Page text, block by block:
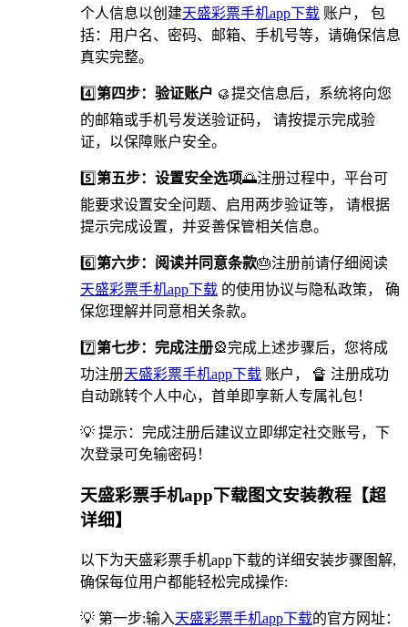
个人信息以创建天盛彩票手机app下载 账户， 包
括：用户名、密码、邮箱、手机号等，请确保信息
真实完整。
4️⃣第四步：验证账户 🥮提交信息后，系统将向您
的邮箱或手机号发送验证码， 请按提示完成验
证，以保障账户安全。
5️⃣第五步：设置安全选项🌅️注册过程中，平台可
能要求设置安全问题、启用两步验证等， 请根据
提示完成设置，并妥善保管相关信息。
6️⃣第六步：阅读并同意条款🎂注册前请仔细阅读
天盛彩票手机app下载 的使用协议与隐私政策， 确
保您理解并同意相关条款。
7️⃣第七步：完成注册🎡完成上述步骤后，您将成
功注册天盛彩票手机app下载 账户， 🔏 注册成功
自动跳转个人中心，首单即享新人专属礼包！
💡 提示：完成注册后建议立即绑定社交账号，下
次登录可免输密码！
天盛彩票手机app下载图文安装教程【超
详细】
以下为天盛彩票手机app下载的详细安装步骤图解,
确保每位用户都能轻松完成操作:
💡 第一步:输入天盛彩票手机app下载的官方网址：